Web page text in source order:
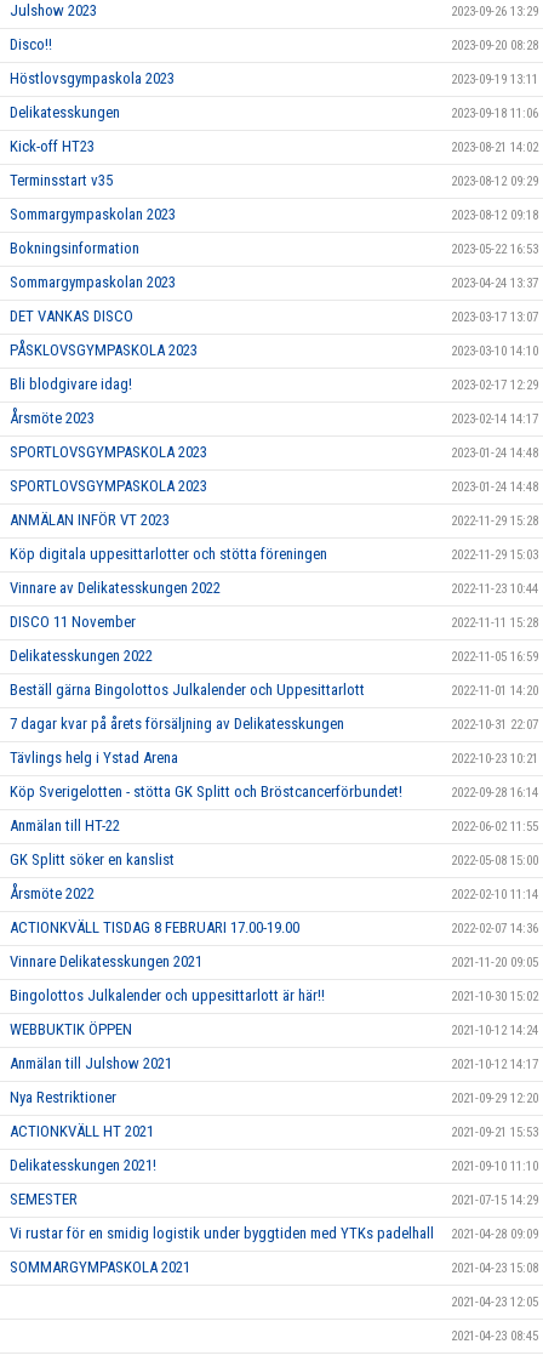
Julshow 2023 2023-09-26 13:29
Disco!! 2023-09-20 08:28
Höstlovsgympaskola 2023 2023-09-19 13:11
Delikatesskungen 2023-09-18 11:06
Kick-off HT23 2023-08-21 14:02
Terminsstart v35 2023-08-12 09:29
Sommargympaskolan 2023 2023-08-12 09:18
Bokningsinformation 2023-05-22 16:53
Sommargympaskolan 2023 2023-04-24 13:37
DET VANKAS DISCO 2023-03-17 13:07
PÅSKLOVSGYMPASKOLA 2023 2023-03-10 14:10
Bli blodgivare idag! 2023-02-17 12:29
Årsmöte 2023 2023-02-14 14:17
SPORTLOVSGYMPASKOLA 2023 2023-01-24 14:48
SPORTLOVSGYMPASKOLA 2023 2023-01-24 14:48
ANMÄLAN INFÖR VT 2023 2022-11-29 15:28
Köp digitala uppesittarlotter och stötta föreningen 2022-11-29 15:03
Vinnare av Delikatesskungen 2022 2022-11-23 10:44
DISCO 11 November 2022-11-11 15:28
Delikatesskungen 2022 2022-11-05 16:59
Beställ gärna Bingolottos Julkalender och Uppesittarlott 2022-11-01 14:20
7 dagar kvar på årets försäljning av Delikatesskungen 2022-10-31 22:07
Tävlings helg i Ystad Arena 2022-10-23 10:21
Köp Sverigelotten - stötta GK Splitt och Bröstcancerförbundet! 2022-09-28 16:14
Anmälan till HT-22 2022-06-02 11:55
GK Splitt söker en kanslist 2022-05-08 15:00
Årsmöte 2022 2022-02-10 11:14
ACTIONKVÄLL TISDAG 8 FEBRUARI 17.00-19.00 2022-02-07 14:36
Vinnare Delikatesskungen 2021 2021-11-20 09:05
Bingolottos Julkalender och uppesittarlott är här!! 2021-10-30 15:02
WEBBUKTIK ÖPPEN 2021-10-12 14:24
Anmälan till Julshow 2021 2021-10-12 14:17
Nya Restriktioner 2021-09-29 12:20
ACTIONKVÄLL HT 2021 2021-09-21 15:53
Delikatesskungen 2021! 2021-09-10 11:10
SEMESTER 2021-07-15 14:29
Vi rustar för en smidig logistik under byggtiden med YTKs padelhall 2021-04-28 09:09
SOMMARGYMPASKOLA 2021 2021-04-23 15:08
2021-04-23 12:05
2021-04-23 08:45